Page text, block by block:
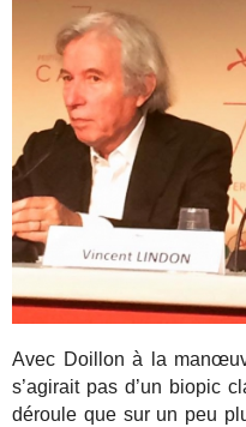
Avec Doillon à la
s’agirait pas d’un biopic
déroule que sur un peu